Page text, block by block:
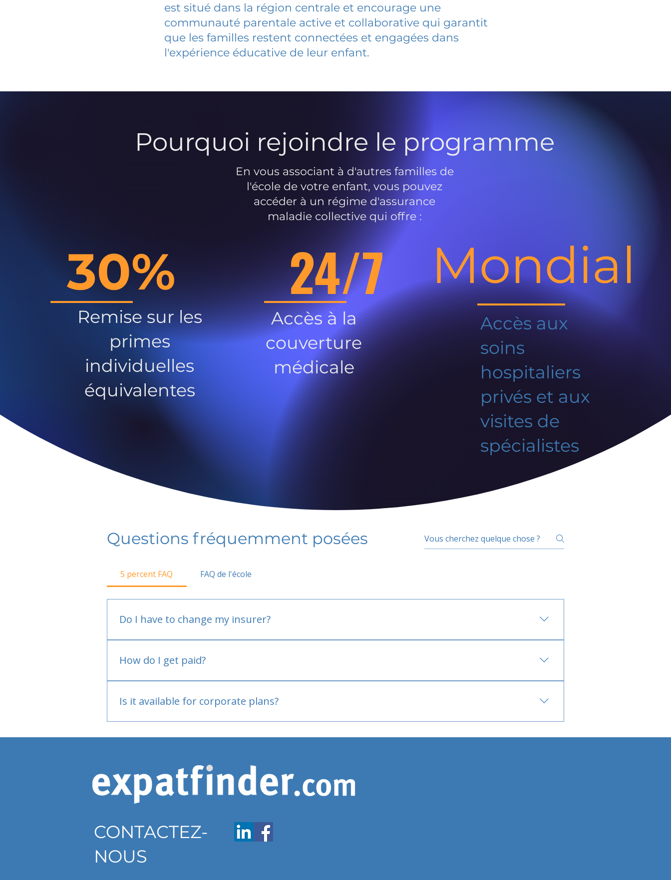
est situé dans la région centrale et encourage une
communauté parentale active et collaborative qui garantit
que les familles restent connectées et engagées dans
l'expérience éducative de leur enfant.
Pourquoi rejoindre le programme
En vous associant à d'autres familles de
l'école de votre enfant, vous pouvez
accéder à un régime d'assurance
maladie collective qui offre :
30%
Remise sur les
primes
individuelles
équivalentes
24/7
Accès à la
couverture
médicale
Mondial
Accès aux
soins
hospitaliers
privés et aux
visites de
spécialistes
Questions fréquemment posées
5 percent FAQ FAQ de l'école
Do I have to change my insurer?
How do I get paid?
Is it available for corporate plans?
CONTACTEZ-
NOUS